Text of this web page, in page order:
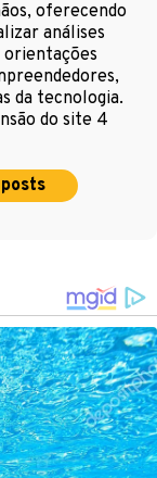
oferecendo
análises
da tecnologia.
do site 4